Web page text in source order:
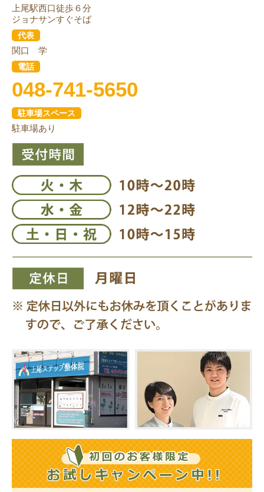
上尾駅西口徒歩６分
ジョナサンすぐそば
代表
関口 学
電話
048-741-5650
駐車場スペース
駐車場あり